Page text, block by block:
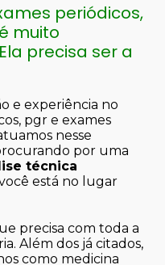
periódicos,
muito
precisa ser a
e experiência no
pgr e exames
nesse
por uma
técnica
está no lugar
precisa com toda a
Além dos já citados,
como medicina